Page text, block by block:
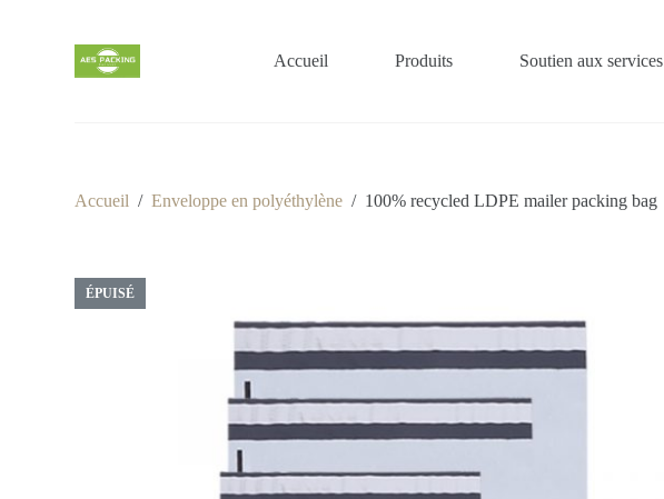
Accueil Produits Soutien aux services
Accueil / Enveloppe en polyéthylène / 100% recycled LDPE mailer packing bag
ÉPUISÉ